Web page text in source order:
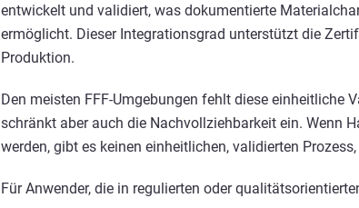
entwickelt und validiert, was dokumentierte
ermöglicht. Dieser Integrationsgrad unterstützt die
Produktion.
Den meisten FFF-Umgebungen fehlt diese einheitliche
schränkt aber auch die Nachvollziehbarkeit ein. Wenn
werden, gibt es keinen einheitlichen, validierten
Für Anwender, die in regulierten oder